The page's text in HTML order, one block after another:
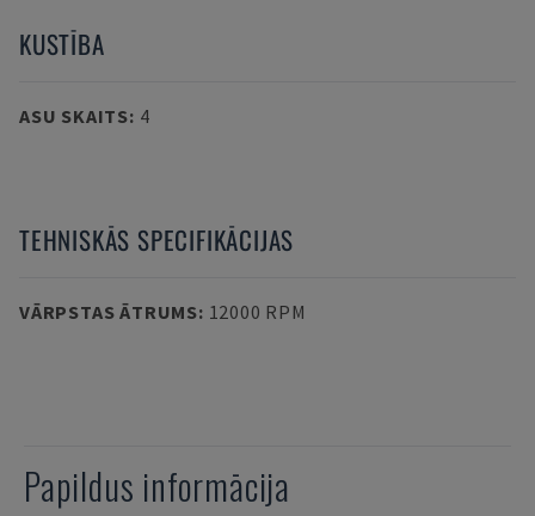
KUSTĪBA
ASU SKAITS: 4
TEHNISKĀS SPECIFIKĀCIJAS
VĀRPSTAS ĀTRUMS: 12000 RPM
Papildus informācija